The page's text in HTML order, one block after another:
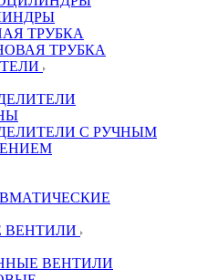
ТРУБКА
ТРУБКА
С РУЧНЫМ
ВЕНТИЛИ